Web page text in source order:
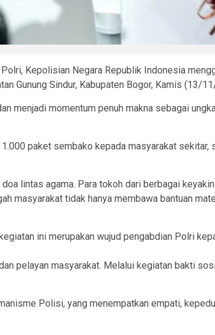
Kepolisian Negara Republik Indonesia
Gunung Sindur, Kabupaten Bogor, Kamis (13/
menjadi momentum penuh makna sebagai
paket sembako kepada masyarakat sekitar,
lintas agama. Para tokoh dari berbagai
masyarakat tidak hanya membawa bantuan
ini merupakan wujud pengabdian Polri
pelayan masyarakat. Melalui kegiatan bakti
Polisi, yang menempatkan empati,